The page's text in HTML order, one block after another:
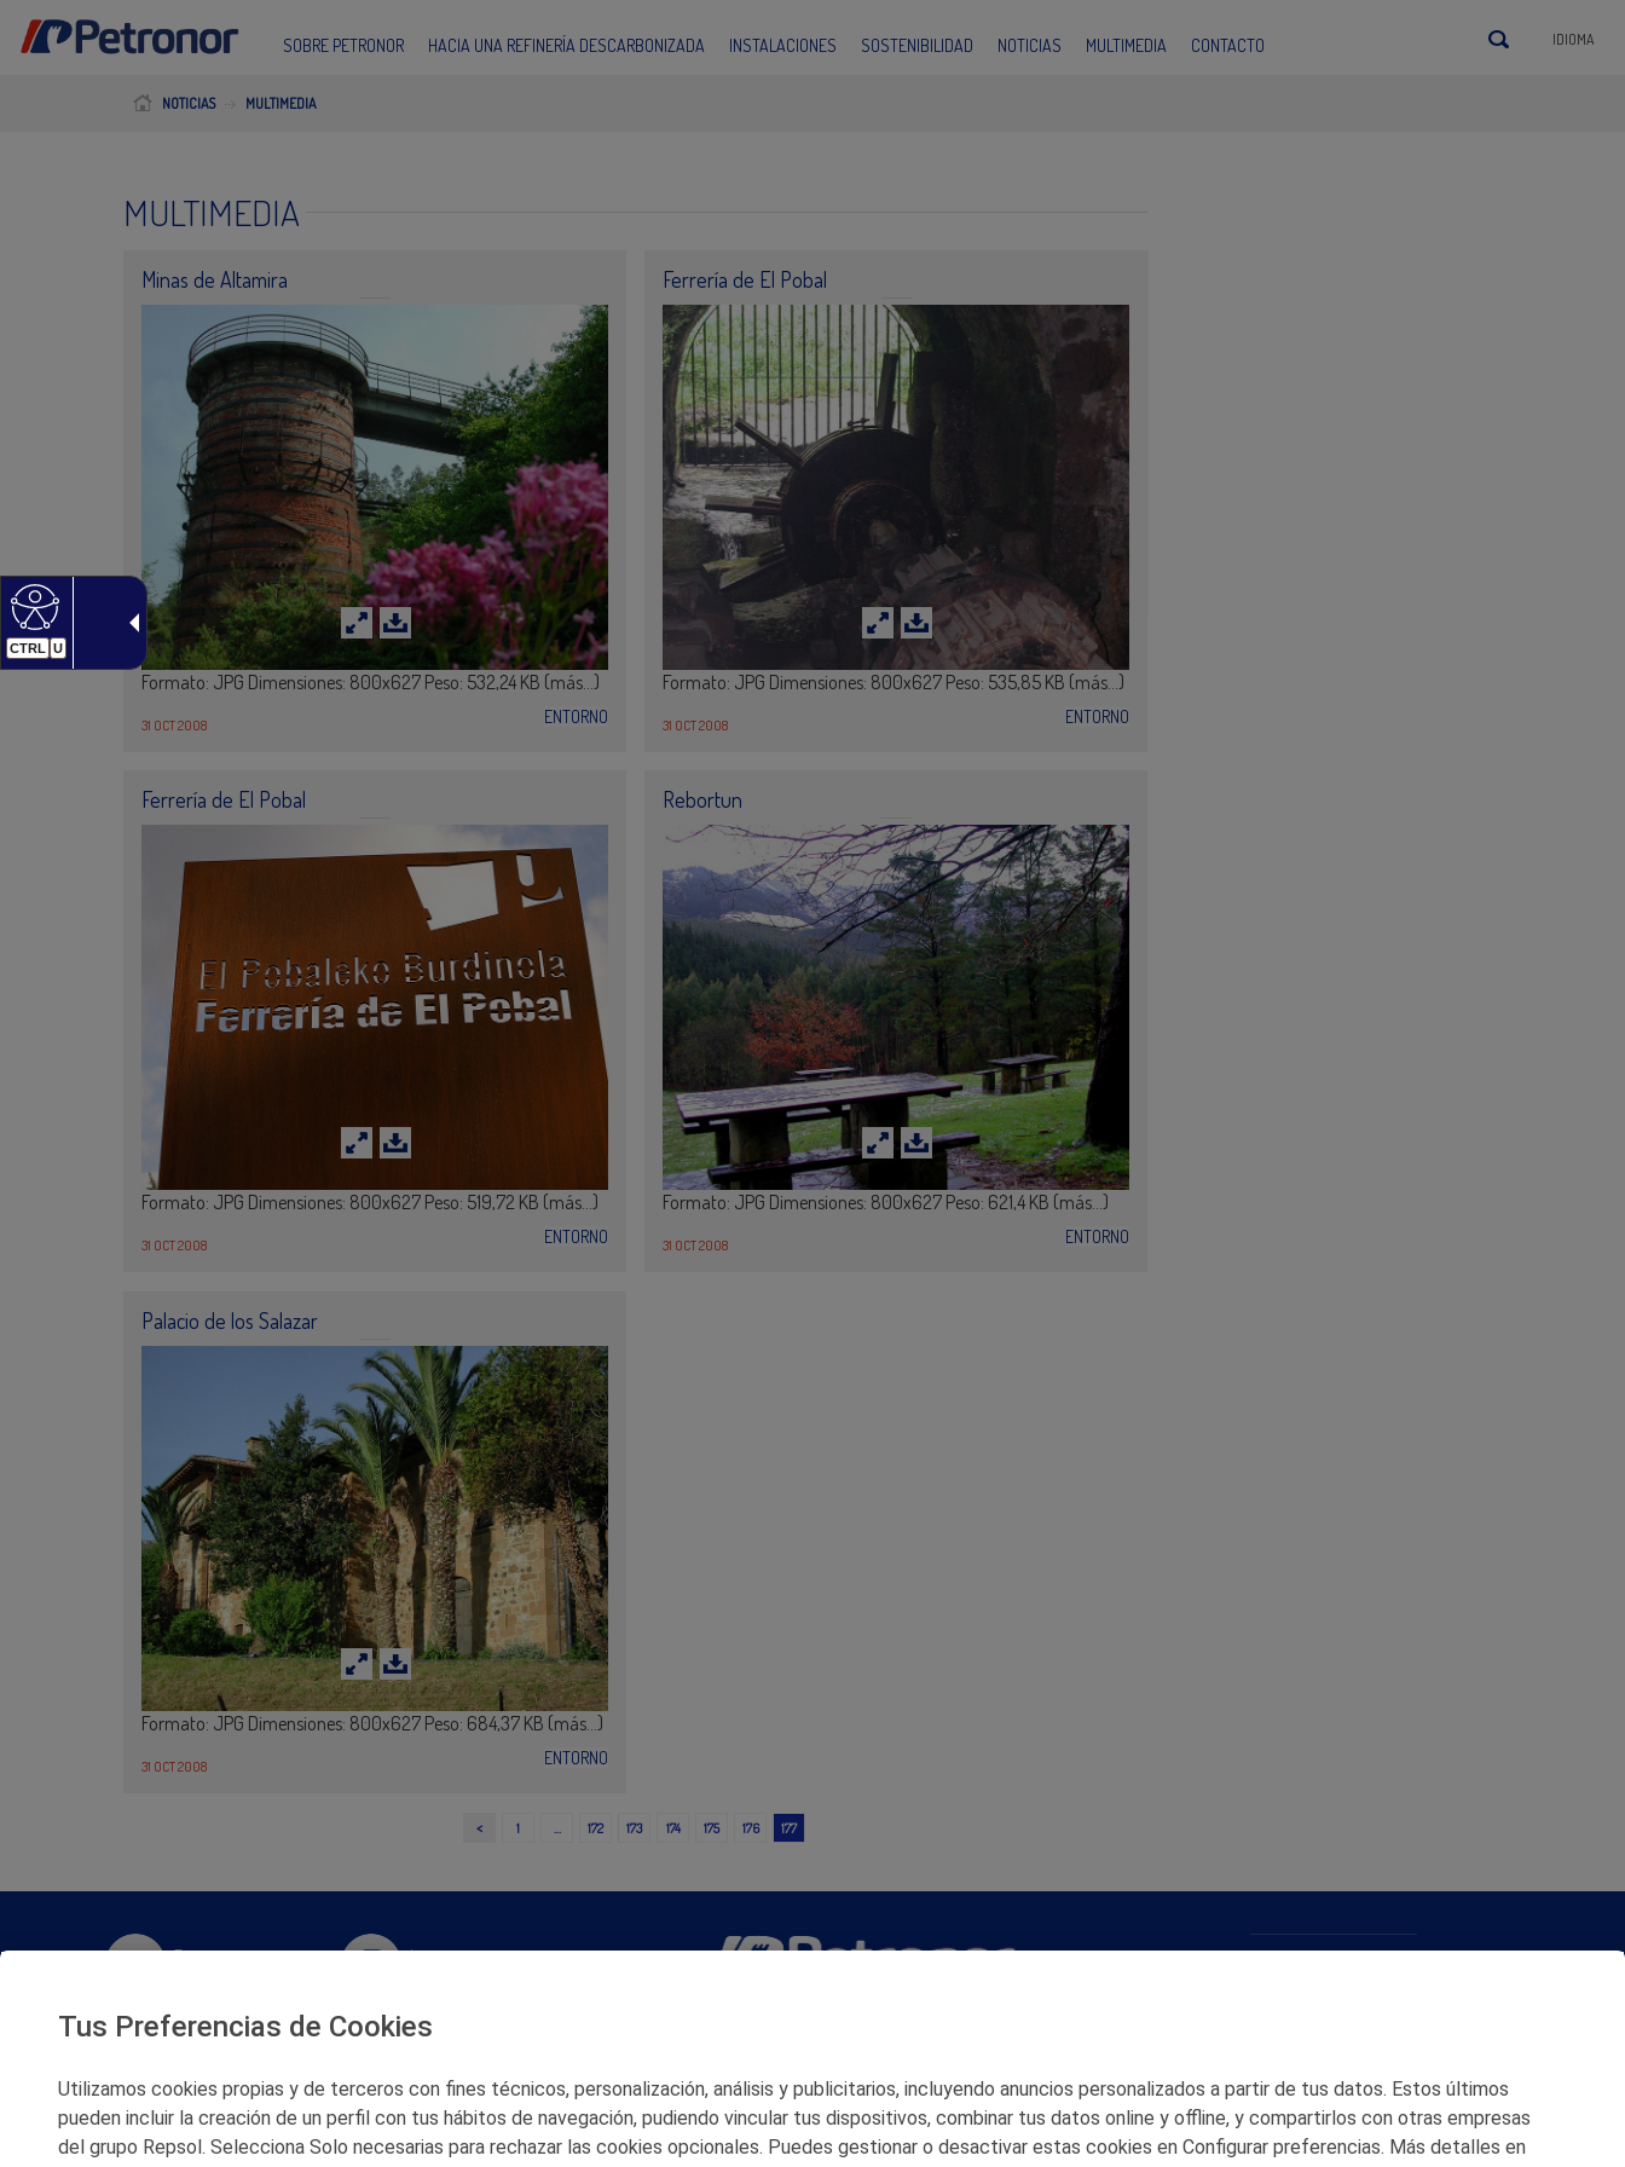
CTRL U
SOBRE PETRONOR HACIA UNA REFINERÍA DESCARBONIZADA INSTALACIONES SOSTENIBILIDAD NOTICIAS MULTIMEDIA CONTACTO IDIOMA
NOTICIAS MULTIMEDIA
MULTIMEDIA
Minas de Altamira
Formato: JPG Dimensiones: 800x627 Peso: 532,24 KB (más…)
31 OCT 2008 ENTORNO
Ferrería de El Pobal
Formato: JPG Dimensiones: 800x627 Peso: 535,85 KB (más…)
31 OCT 2008 ENTORNO
Ferrería de El Pobal
Formato: JPG Dimensiones: 800x627 Peso: 519,72 KB (más…)
31 OCT 2008 ENTORNO
Rebortun
Formato: JPG Dimensiones: 800x627 Peso: 621,4 KB (más…)
31 OCT 2008 ENTORNO
Palacio de los Salazar
Formato: JPG Dimensiones: 800x627 Peso: 684,37 KB (más…)
31 OCT 2008 ENTORNO
< 1 172 173 174 175 176 177
Twitter
Facebook
Youtube
Instagram
Slideshare
Soundcloud © 2026 Petronor S.A.
POLITICA DE COOKIES
Tus Preferencias de Cookies
Utilizamos cookies propias y de terceros con fines técnicos, personalización, análisis y publicitarios, incluyendo anuncios personalizados a partir de tus datos. Estos últimos
pueden incluir la creación de un perfil con tus hábitos de navegación, pudiendo vincular tus dispositivos, combinar tus datos online y offline, y compartirlos con otras empresas
del grupo Repsol. Selecciona Solo necesarias para rechazar las cookies opcionales. Puedes gestionar o desactivar estas cookies en Configurar preferencias. Más detalles en